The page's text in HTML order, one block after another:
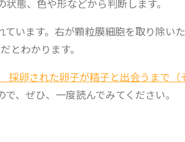
態、色や形などから判断します。
います。右が顆粒膜細胞を取り除い
とわかります。
卵された卵子が精子と出会うまで（
、ぜひ、一度読んでみてください。